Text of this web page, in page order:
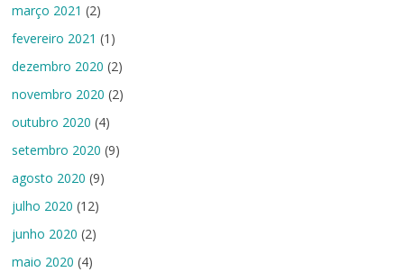
março 2021 (2)
fevereiro 2021 (1)
dezembro 2020 (2)
novembro 2020 (2)
outubro 2020 (4)
setembro 2020 (9)
agosto 2020 (9)
julho 2020 (12)
junho 2020 (2)
maio 2020 (4)